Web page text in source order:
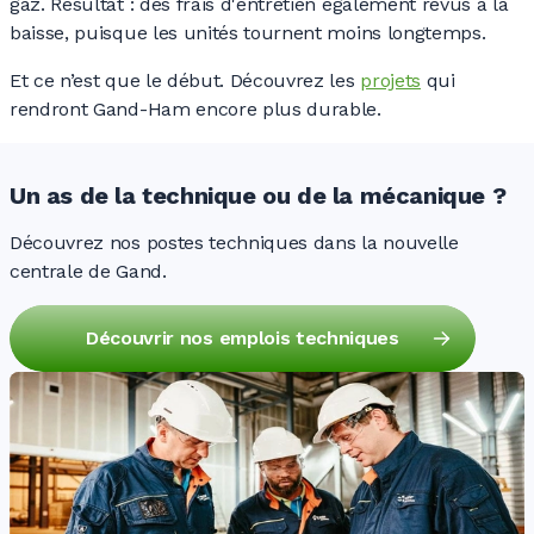
baisse, puisque les unités tournent moins longtemps.
Et ce n’est que le début. Découvrez les projets qui
rendront Gand-Ham encore plus durable.
Un as de la technique ou de la mécanique ?
Découvrez nos postes techniques dans la nouvelle
centrale de Gand.
Découvrir nos emplois techniques